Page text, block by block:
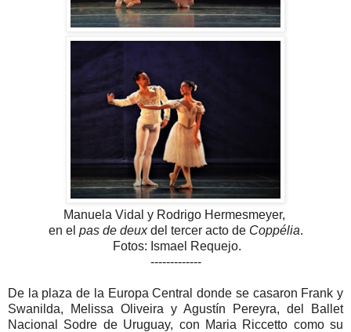
Manuela Vidal y Rodrigo Hermesmeyer,
en el pas de deuxdel tercer acto de Coppélia.
Fotos: Ismael Requejo.
-------------
De la plaza de la Europa Central donde se casaron Frank y
Swanilda, Melissa Oliveira y Agustín Pereyra, del Ballet
Nacional Sodre de Uruguay, con Maria Riccetto como su